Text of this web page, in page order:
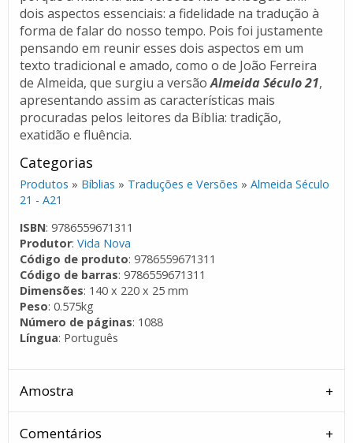
dois aspectos essenciais: a fidelidade na tradução à
forma de falar do nosso tempo. Pois foi justamente
pensando em reunir esses dois aspectos em um
texto tradicional e amado, como o de João Ferreira
de Almeida, que surgiu a versãoAlmeida Século 21,
apresentando assim as características mais
procuradas pelos leitores da Bíblia: tradição,
exatidão e fluência.
Categorias
Produtos » Bíblias » Traduções e Versões »Almeida Século
21 - A21
ISBN: 9786559671311
Produtor:Vida Nova
Código de produto: 9786559671311
Código de barras: 9786559671311
Dimensões: 140 x 220 x 25 mm
Peso: 0.575kg
Número de páginas: 1088
Língua: Português
Amostra
Comentários